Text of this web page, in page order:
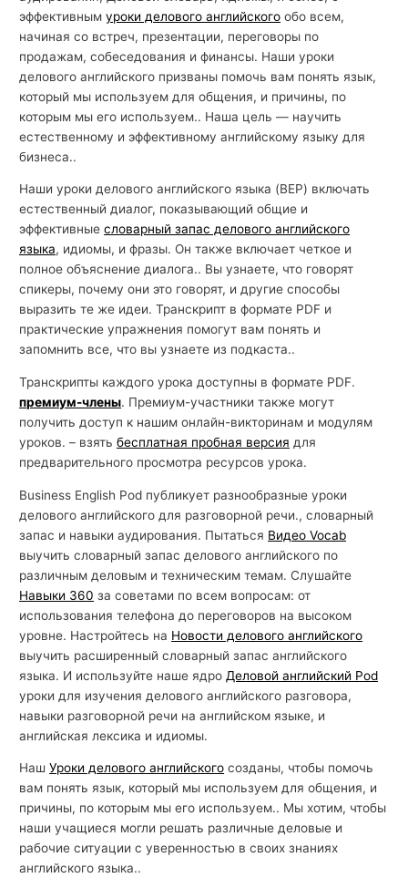
эффективнымуроки делового английского обо всем,
начиная со встреч, презентации, переговоры по
продажам, собеседования и финансы. Наши уроки
делового английского призваны помочь вам понять язык,
который мы используем для общения, и причины, по
которым мы его используем.. Наша цель — научить
естественному и эффективному английскому языку для
бизнеса..
Наши уроки делового английского языка (BEP) включать
естественный диалог, показывающий общие и
эффективныесловарный запас делового английского
языка, идиомы, и фразы. Он также включает четкое и
полное объяснение диалога.. Вы узнаете, что говорят
спикеры, почему они это говорят, и другие способы
выразить те же идеи. Транскрипт в формате PDF и
практические упражнения помогут вам понять и
запомнить все, что вы узнаете из подкаста..
Транскрипты каждого урока доступны в формате PDF.
премиум-члены. Премиум-участники также могут
получить доступ к нашим онлайн-викторинам и модулям
уроков. – взятьбесплатная пробная версия для
предварительного просмотра ресурсов урока.
Business English Pod публикует разнообразные уроки
делового английского для разговорной речи., словарный
запас и навыки аудирования. Пытаться Видео Vocab
выучить словарный запас делового английского по
различным деловым и техническим темам. Слушайте
Навыки 360 за советами по всем вопросам: от
использования телефона до переговоров на высоком
уровне. Настройтесь на Новости делового английского
выучить расширенный словарный запас английского
языка. И используйте наше ядро Деловой английский Pod
уроки для изучения делового английского разговора,
навыки разговорной речи на английском языке, и
английская лексика и идиомы.
НашУроки делового английского созданы, чтобы помочь
вам понять язык, который мы используем для общения, и
причины, по которым мы его используем.. Мы хотим, чтобы
наши учащиеся могли решать различные деловые и
рабочие ситуации с уверенностью в своих знаниях
английского языка..